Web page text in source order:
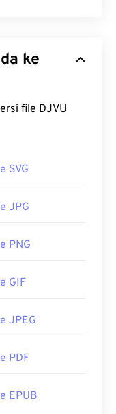
DJVU
SVG
JPG
PNG
GIF
JPEG
PDF
EPUB